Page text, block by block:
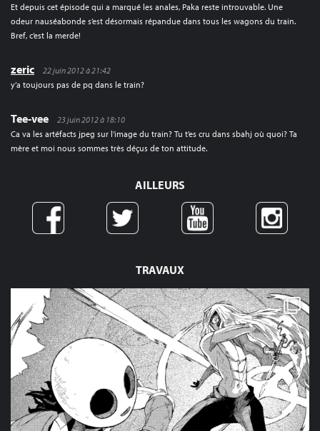
TRAVAUX
Et depuis cet épisode qui a marqué les anales, Paka reste introuvable. Une
odeur nauséabonde s’est désormais répandue dans tous les wagons du train.
Bref, c’est la merde!
zeric
22 juin 2012 à 21:42
y’a toujours pas de pq dans le train?
Tee-vee
23 juin 2012 à 18:10
Ca va les artéfacts jpeg sur l’image du train? Tu t’es cru dans sbahj où quoi? Ta
mère et moi nous sommes très déçus de ton attitude.
AILLEURS